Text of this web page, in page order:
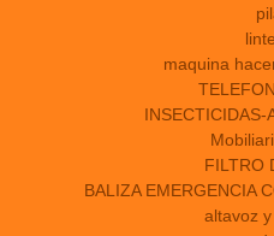
maquina
INSECTICIDAS-
FILTRO
BALIZA EMERGENCIA
altavoz